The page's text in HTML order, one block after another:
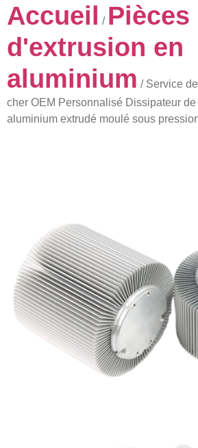
Accueil / Pièces
d'extrusion en
aluminium / Service
cher OEM Personnalisé Dissipateur
aluminium extrudé moulé sous